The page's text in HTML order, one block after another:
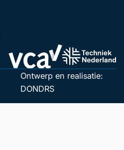
Ontwerp en realisatie:
DONDRS